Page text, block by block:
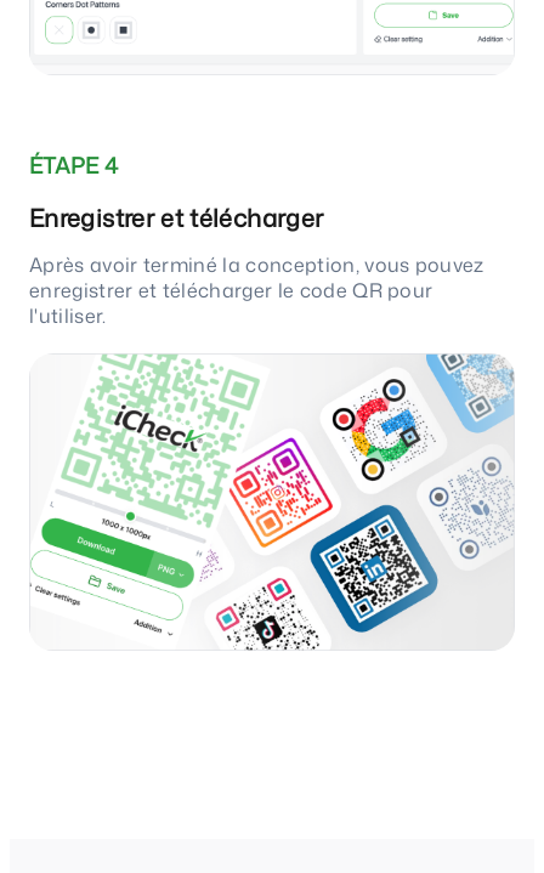
ÉTAPE 4
Enregistrer et télécharger
Après avoir terminé la conception, vous pouvez
enregistrer et télécharger le code QR pour
l'utiliser.